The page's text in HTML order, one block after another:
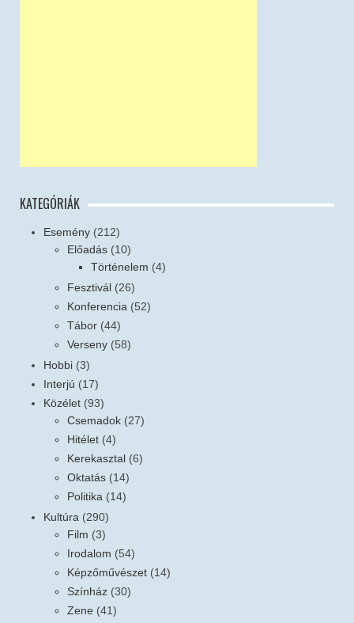
KATEGÓRIÁK
Esemény (212)
Előadás (10)
Történelem (4)
Fesztivál (26)
Konferencia (52)
Tábor (44)
Verseny (58)
Hobbi (3)
Interjú (17)
Közélet (93)
Csemadok (27)
Hitélet (4)
Kerekasztal (6)
Oktatás (14)
Politika (14)
Kultúra (290)
Film (3)
Irodalom (54)
Képzőművészet (14)
Színház (30)
Zene (41)